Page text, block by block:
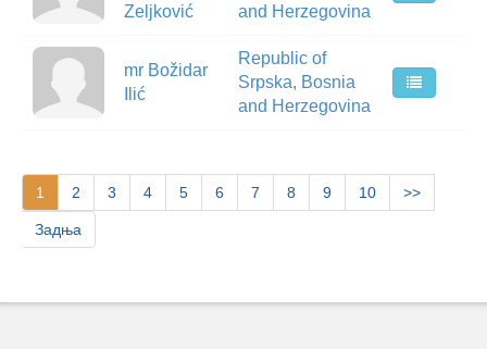
Zeljković
and Herzegovina
mr Božidar
Ilić
Republic of
Srpska, Bosnia
and Herzegovina
1 2 3 4 5 6 7 8 9 10 >>
Задња